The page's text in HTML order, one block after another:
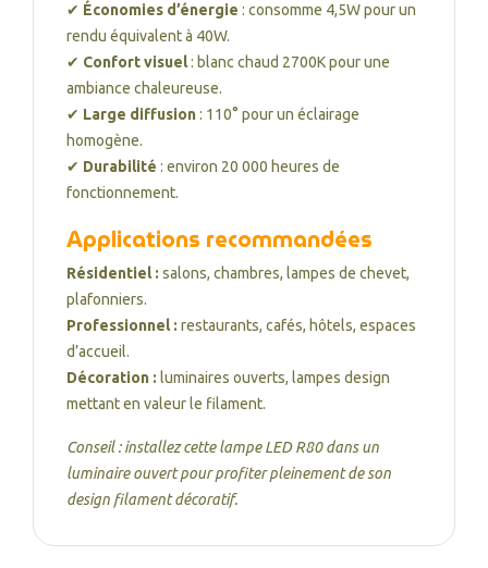
✔ Économies d’énergie : consomme 4,5W pour un
rendu équivalent à 40W.
✔ Confort visuel: blanc chaud 2700K pour une
ambiance chaleureuse.
✔ Large diffusion: 110° pour un éclairage
homogène.
✔ Durabilité : environ 20 000 heures de
fonctionnement.
Applications recommandées
Résidentiel : salons, chambres, lampes de chevet,
plafonniers.
Professionnel : restaurants, cafés, hôtels, espaces
d’accueil.
Décoration : luminaires ouverts, lampes design
mettant en valeur le filament.
Conseil : installez cette lampe LED R80 dans un
luminaire ouvert pour profiter pleinement de son
design filament décoratif.